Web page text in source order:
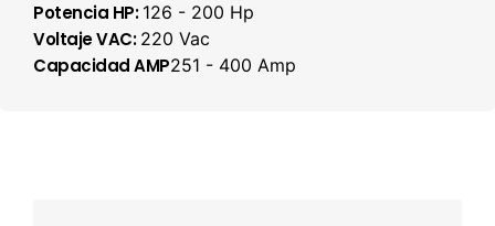
Potencia HP: 126 - 200 Hp
Voltaje VAC: 220 Vac
Capacidad AMP251 - 400 Amp